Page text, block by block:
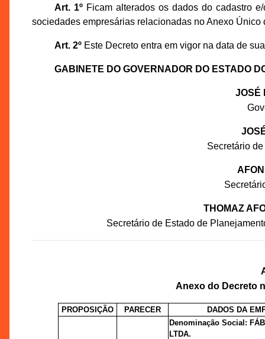
Art. 1ºFicam alterados os dados do cadastro
sociedades empresárias relacionadas no Anexo Único
Art. 2ºEste Decreto entra em vigor na data de
GABINETE DO GOVERNADOR DO ESTADO
JOSÉ
Secretário
THOMAZ
Secretário de Estado de
Anexo do Decreto
PROPOSIÇÃO PARECER DADOS DA
Denominação Social:
LTDA.